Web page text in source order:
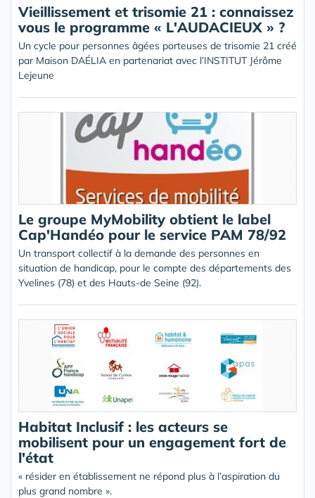
Vieillissement et trisomie 21 : connaissez
vous le programme « L'AUDACIEUX » ?
Un cycle pour personnes âgées porteuses de trisomie 21 créé
par Maison DAÉLIA en partenariat avec l’INSTITUT Jérôme
Lejeune
Le groupe MyMobility obtient le label
Cap'Handéo pour le service PAM 78/92
Un transport collectif à la demande des personnes en
situation de handicap, pour le compte des départements des
Yvelines (78) et des Hauts-de Seine (92).
Habitat Inclusif : les acteurs se
mobilisent pour un engagement fort de
l'état
« résider en établissement ne répond plus à l’aspiration du
plus grand nombre ».